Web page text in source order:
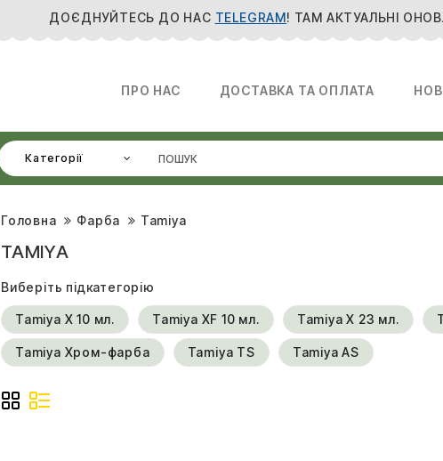
ДОЄДНУЙТЕСЬ ДО НАС TELEGRAM! ТАМ АКТУАЛЬНІ
ПРО НАС ДОСТАВКА ТА ОПЛАТА
Категорії
Головна Фарба Tamiya
TAMIYA
Виберіть підкатегорію
Tamiya X 10 мл. Tamiya XF 10 мл. Tamiya X 23 мл.
Tamiya Хром-фарба Tamiya TS Tamiya AS